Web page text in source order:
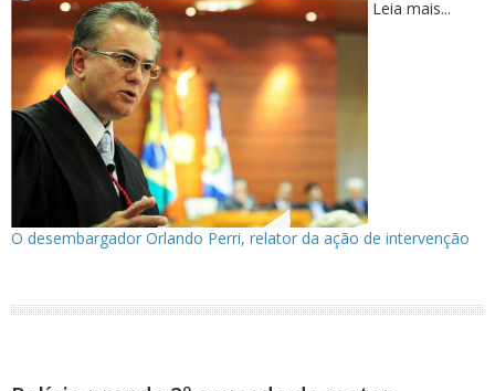
Leia mais...
O desembargador Orlando Perri, relator da ação de intervenção